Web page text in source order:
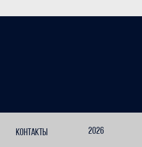
КОНТАКТЫ 2026